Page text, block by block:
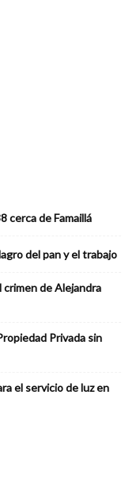
cerca de Famaillá
del pan y el trabajo
crimen de Alejandra
Privada sin
el servicio de luz en